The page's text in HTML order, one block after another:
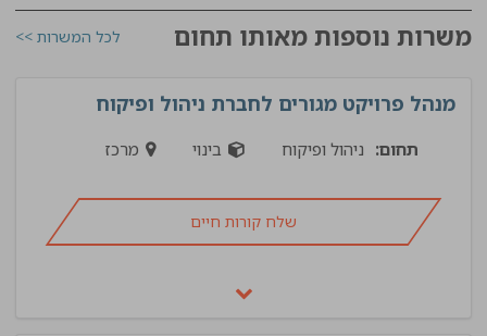
משרות נוספות מאותו תחום לכל המשרות >>
מנהל פרויקט מגורים לחברת ניהול ופיקוח
תחום: ניהול ופיקוח בינוי מרכז
שלח קורות חיים